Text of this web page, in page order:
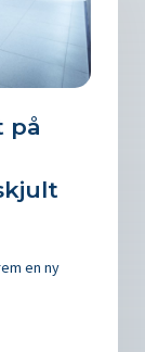
på
en ny